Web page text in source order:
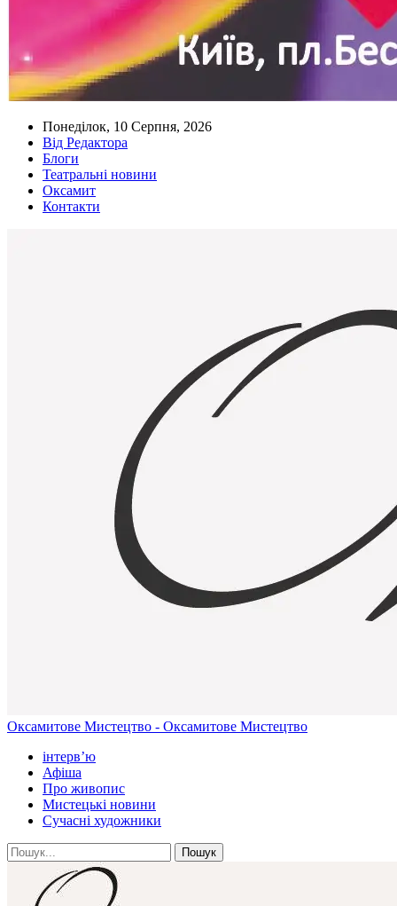
Понеділок, 10 Серпня, 2026
Від Редактора
Блоги
Театральні новини
Оксамит
Контакти
Оксамитове Мистецтво - Оксамитове Мистецтво
інтерв’ю
Афіша
Про живопис
Мистецькі новини
Сучасні художники